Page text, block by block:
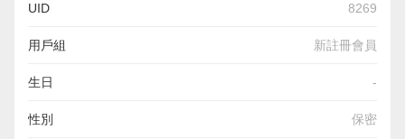
UID 8269
用戶組 新註冊會員
生日 -
性別 保密